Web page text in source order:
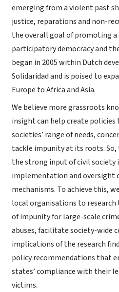
emerging from a violent past
justice, reparations and non-
the overall goal of promoting
participatory democracy and
began in 2005 within Dutch
Solidaridad and is poised to
Europe to Africa and Asia.
We believe more grassroots
insight can help create
societies’ range of needs,
tackle impunity at its roots.
the strong input of civil society
implementation and oversight
mechanisms. To achieve this,
local organisations to research
of impunity for large-scale
abuses, facilitate society-wide
implications of the research
policy recommendations that
states’ compliance with their
victims.